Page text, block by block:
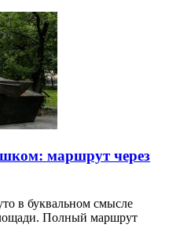
маршрут через
в буквальном смысле
Полный маршрут